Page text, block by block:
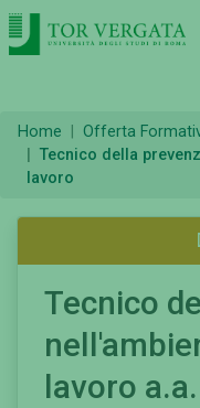
Home Offerta
Tecnico della
lavoro
Tecnico
lavoro